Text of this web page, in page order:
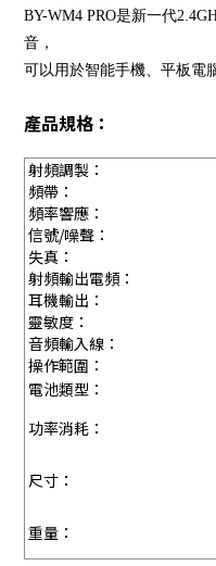
BY-WM4 PRO是新一代
音，
可以用於智能手機、平板電
產品規格：
射頻調製：
頻帶：
頻率響應：
信號/噪聲：
失真：
射頻輸出電頻：
耳機輸出：
靈敏度：
音頻輸入線：
操作範圍：
電池類型：
功率消耗：
尺寸：
重量：